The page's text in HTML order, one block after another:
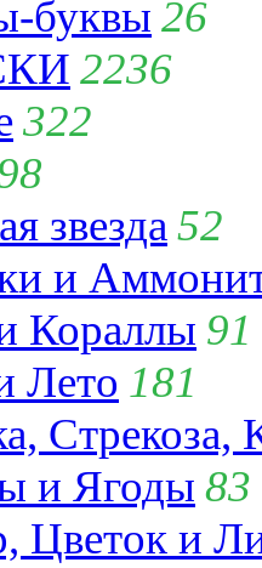
буквы 26
2236
322
звезда 52
и
Кораллы 91
Лето 181
и Ягоды 83
Цветок и